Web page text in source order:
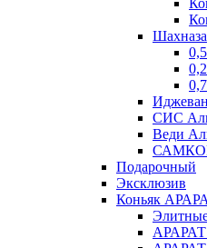
СИС
Веди
Подарочный
Эксклюзив
Коньяк
АРАРАТ